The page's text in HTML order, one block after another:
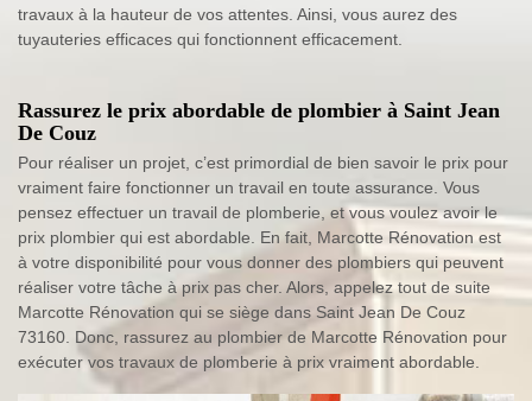
travaux à la hauteur de vos attentes. Ainsi, vous aurez des
tuyauteries efficaces qui fonctionnent efficacement.
Rassurez le prix abordable de plombier à Saint Jean
De Couz
Pour réaliser un projet, c’est primordial de bien savoir le prix pour
vraiment faire fonctionner un travail en toute assurance. Vous
pensez effectuer un travail de plomberie, et vous voulez avoir le
prix plombier qui est abordable. En fait, Marcotte Rénovation est
à votre disponibilité pour vous donner des plombiers qui peuvent
réaliser votre tâche à prix pas cher. Alors, appelez tout de suite
Marcotte Rénovation qui se siège dans Saint Jean De Couz
73160. Donc, rassurez au plombier de Marcotte Rénovation pour
exécuter vos travaux de plomberie à prix vraiment abordable.